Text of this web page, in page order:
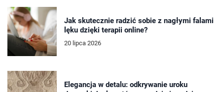
Jak skutecznie radzić sobie z nagłymi falami
lęku dzięki terapii online?
20 lipca 2026
Elegancja w detalu: odkrywanie uroku